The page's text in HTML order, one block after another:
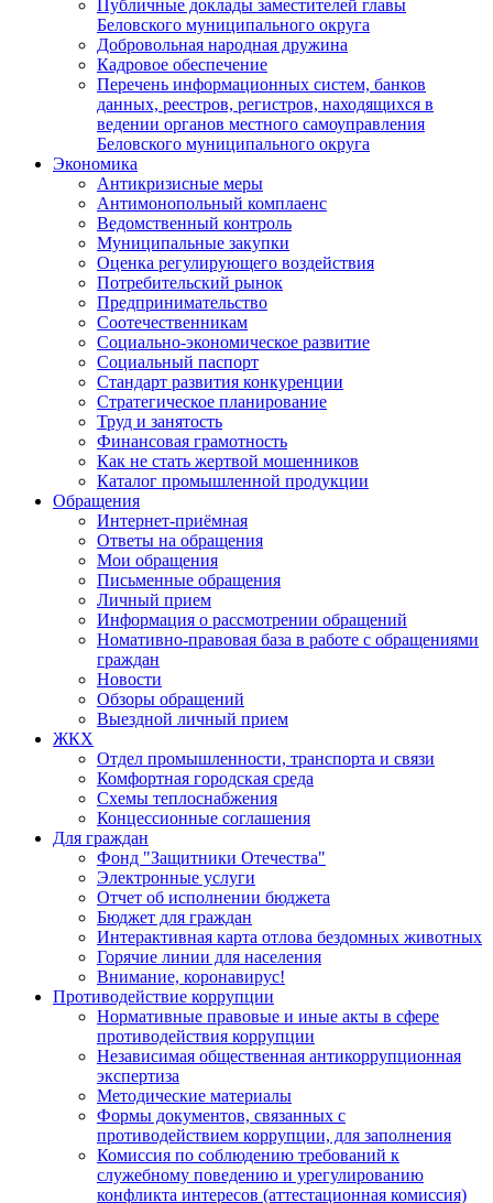
Публичные доклады заместителей главы
Беловского муниципального округа
Добровольная народная дружина
Кадровое обеспечение
Перечень информационных систем, банков
данных, реестров, регистров, находящихся в
ведении органов местного самоуправления
Беловского муниципального округа
Экономика
Антикризисные меры
Антимонопольный комплаенс
Ведомственный контроль
Муниципальные закупки
Оценка регулирующего воздействия
Потребительский рынок
Предпринимательство
Соотечественникам
Социально-экономическое развитие
Социальный паспорт
Стандарт развития конкуренции
Стратегическое планирование
Труд и занятость
Финансовая грамотность
Как не стать жертвой мошенников
Каталог промышленной продукции
Обращения
Интернет-приёмная
Ответы на обращения
Мои обращения
Письменные обращения
Личный прием
Информация о рассмотрении обращений
Номативно-правовая база в работе с обращениями
граждан
Новости
Обзоры обращений
Выездной личный прием
ЖКХ
Отдел промышленности, транспорта и связи
Комфортная городская среда
Схемы теплоснабжения
Концессионные соглашения
Для граждан
Фонд "Защитники Отечества"
Электронные услуги
Отчет об исполнении бюджета
Бюджет для граждан
Интерактивная карта отлова бездомных животных
Горячие линии для населения
Внимание, коронавирус!
Противодействие коррупции
Нормативные правовые и иные акты в сфере
противодействия коррупции
Независимая общественная антикоррупционная
экспертиза
Методические материалы
Формы документов, связанных с
противодействием коррупции, для заполнения
Комиссия по соблюдению требований к
служебному поведению и урегулированию
конфликта интересов (аттестационная комиссия)